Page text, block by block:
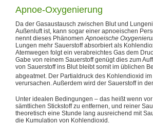
Apnoe-Oxygenierung
Da der Gasaustausch zwischen Blut und
Außenluft ist, kann sogar einer apnoeischen
nennt dieses PhänomenApnoeische
Lungen mehr Sauerstoff absorbiert als
Atemwegen folgt ein verabreichtes Gas dem
Gabe von reinem Sauerstoff genügt dies zum
von Sauerstoff ins Blut bleibt somit im üblichen
abgeatmet. Der Partialdruck des Kohlendioxid
verursachen. Außerdem wird der Sauerstoff in
Unter idealen Bedingungen – das heißt wenn
sämtlichen Stickstoff zu entfernen, und reiner
theoretisch eine Stunde lang ausreichend mit
die Kumulation von Kohlendioxid.